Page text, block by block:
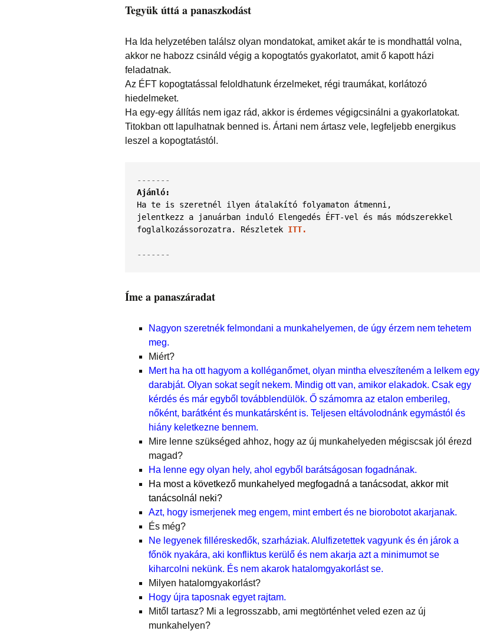
Tegyük úttá a panaszkodást
Ha Ida helyzetében találsz olyan mondatokat, amiket akár te is mondhattál volna,
akkor ne habozz csináld végig a kopogtatós gyakorlatot, amit ő kapott házi
feladatnak.
Az ÉFT kopogtatással feloldhatunk érzelmeket, régi traumákat, korlátozó
hiedelmeket.
Ha egy-egy állítás nem igaz rád, akkor is érdemes végigcsinálni a gyakorlatokat.
Titokban ott lapulhatnak benned is. Ártani nem ártasz vele, legfeljebb energikus
leszel a kopogtatástól.
Ajánló:
Ha te is szeretnél ilyen átalakító folyamaton átmenni,
jelentkezz a januárban induló Elengedés ÉFT-vel és más módszerekkel
foglalkozássorozatra. Részletek ITT.
-------
Íme a panaszáradat
Nagyon szeretnék felmondani a munkahelyemen, de úgy érzem nem tehetem
meg.
Miért?
Mert ha ha ott hagyom a kolléganőmet, olyan mintha elveszíteném a lelkem egy
darabját. Olyan sokat segít nekem. Mindig ott van, amikor elakadok. Csak egy
kérdés és már egyből továbblendülök. Ő számomra az etalon emberileg,
nőként, barátként és munkatársként is. Teljesen eltávolodnánk egymástól és
hiány keletkezne bennem.
Mire lenne szükséged ahhoz, hogy az új munkahelyeden mégiscsak jól érezd
magad?
Ha lenne egy olyan hely, ahol egyből barátságosan fogadnának.
Ha most a következő munkahelyed megfogadná a tanácsodat, akkor mit
tanácsolnál neki?
Azt, hogy ismerjenek meg engem, mint embert és ne biorobotot akarjanak.
És még?
Ne legyenek filléreskedők, szarháziak. Alulfizetettek vagyunk és én járok a
főnök nyakára, aki konfliktus kerülő és nem akarja azt a minimumot se
kiharcolni nekünk. És nem akarok hatalomgyakorlást se.
Milyen hatalomgyakorlást?
Hogy újra taposnak egyet rajtam.
Mitől tartasz? Mi a legrosszabb, ami megtörténhet veled ezen az új
munkahelyen?